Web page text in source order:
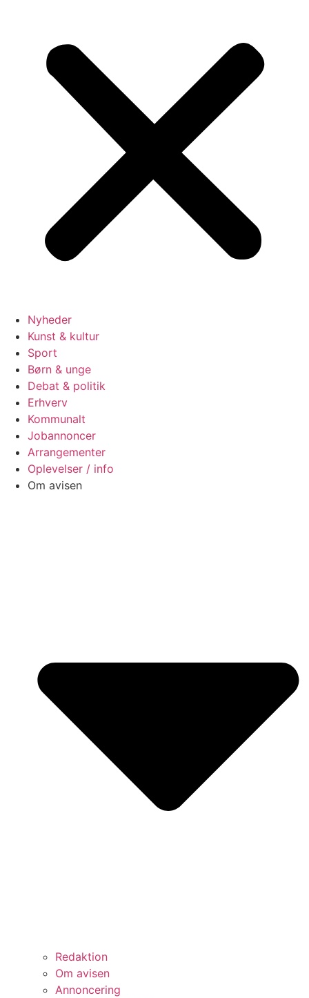
Nyheder
Kunst & kultur
Sport
Børn & unge
Debat & politik
Erhverv
Kommunalt
Jobannoncer
Arrangementer
Oplevelser / info
Om avisen
Redaktion
Om avisen
Annoncering